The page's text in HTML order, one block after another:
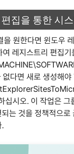
집을 통한 시
을 원한다면 윈도우
레지스트리 편집기
다면 새로 생성해야
십시오. 이 작업은
는 것을 정책적으